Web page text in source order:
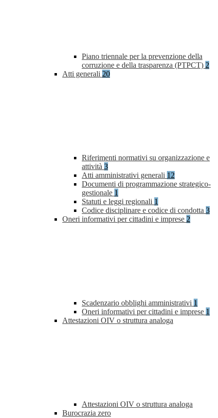
Piano triennale per la prevenzione della
corruzione e della trasparenza (PTPCT) 2
Atti generali 20
Riferimenti normativi su organizzazione e
attività 3
Atti amministrativi generali 12
Documenti di programmazione strategico-
gestionale 1
Statuti e leggi regionali 1
Codice disciplinare e codice di condotta 3
Oneri informativi per cittadini e imprese 2
Scadenzario obblighi amministrativi 1
Oneri informativi per cittadini e imprese 1
Attestazioni OIV o struttura analoga
Attestazioni OIV o struttura analoga
Burocrazia zero